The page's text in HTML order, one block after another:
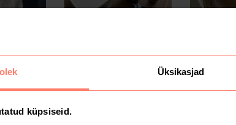
Üksikasjad
küpsiseid.
3 €